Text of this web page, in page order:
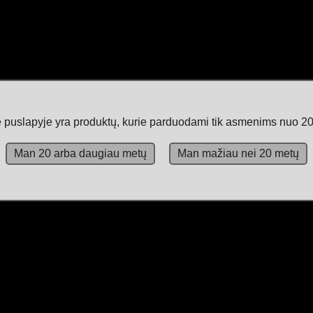
puslapyje yra produktų, kurie parduodami tik asmenims nuo
Man 20 arba daugiau metų Man mažiau nei 20 metų